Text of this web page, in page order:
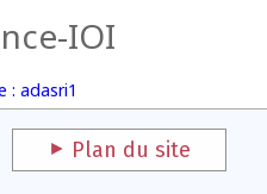
IOI
: adasri1
Plan du site